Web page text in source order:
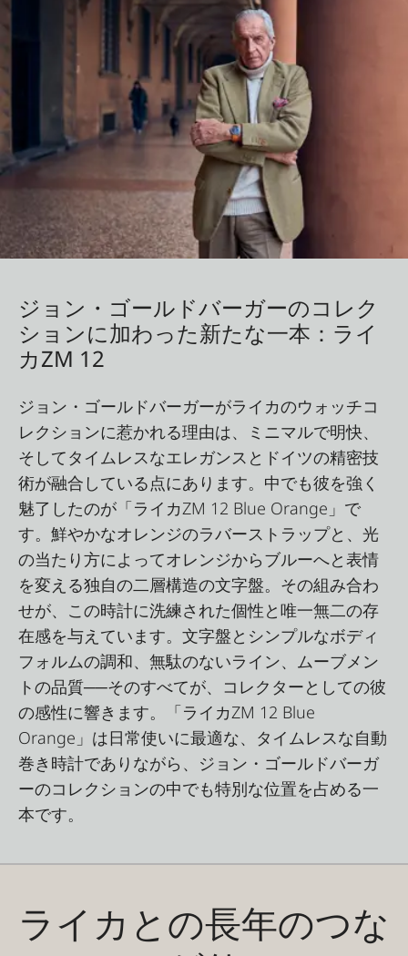
ジョン・ゴールドバーガーのコレク
ションに加わった新たな一本：ライ
カZM 12
ジョン・ゴールドバーガーがライカのウォッチコ
レクションに惹かれる理由は、ミニマルで明快、
そしてタイムレスなエレガンスとドイツの精密技
術が融合している点にあります。中でも彼を強く
魅了したのが「ライカZM 12 Blue Orange」で
す。鮮やかなオレンジのラバーストラップと、光
の当たり方によってオレンジからブルーへと表情
を変える独自の二層構造の文字盤。その組み合わ
せが、この時計に洗練された個性と唯一無二の存
在感を与えています。文字盤とシンプルなボディ
フォルムの調和、無駄のないライン、ムーブメン
トの品質──そのすべてが、コレクターとしての彼
の感性に響きます。「ライカZM 12 Blue
Orange」は日常使いに最適な、タイムレスな自動
巻き時計でありながら、ジョン・ゴールドバーガ
ーのコレクションの中でも特別な位置を占める一
本です。
ライカとの長年のつな